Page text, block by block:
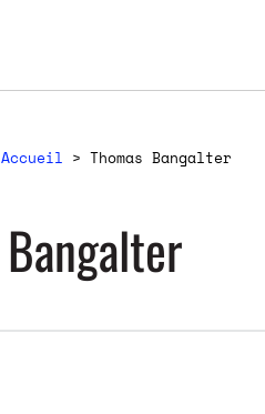
Accueil > Thomas Bangalter